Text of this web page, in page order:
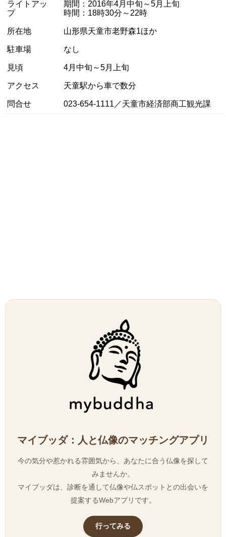
ライトアッ
プ
期間：2016年4月中旬～5月上旬
時間：18時30分～22時
所在地 山形県天童市老野森1ほか
駐車場 なし
見頃 4月中旬～5月上旬
アクセス 天童駅から車で数分
問合せ 023-654-1111／天童市経済部商工観光課
マイブッダ：人と仏像のマッチングアプリ
今の気分や惹かれる雰囲気から、あなたに合う仏像を探して
みませんか。
マイブッダは、診断を通して仏像や仏スポットとの出会いを
提案するWebアプリです。
行ってみる